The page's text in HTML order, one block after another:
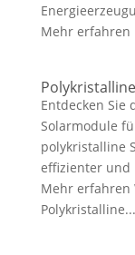
Mehr erfahren
Entdecken Sie
Solarmodule
polykristalline
effizienter und
Mehr erfahren
Polykristalline...